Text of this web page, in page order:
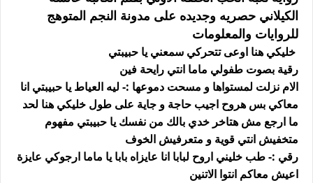
الكيلاني حصريه وجديده على مدونة النجم المتوهج
للروايات والمعلومات
خليكي هنا اوعى تتحركي سمعني يا حبيبتي
رقية بصوت طفولي ماما انتي رايحة فين
الام نزلت لمستواها و مسحت دموعها :- ليه العياط يا حبيبتي انا
معاكي بس هروح اجيب حاجة و جاية على طول خليكي هنا لحد
ما ارجع مش هتاخر خدي بالك من نفسك يا حبيبتي مفهوم
متخفيش انتي قوية و متعرفيش الخوف
رقي :- طب خليني اروح لبابا انا عايزاه بابا يا ماما ارجوكي عايزة
اعيش معاكم انتوا الاتنين